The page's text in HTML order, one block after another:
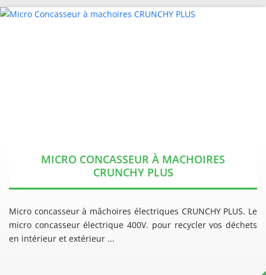
MICRO CONCASSEUR À MACHOIRES
CRUNCHY PLUS
Micro concasseur à mâchoires électriques CRUNCHY PLUS. Le
micro concasseur électrique 400V. pour recycler vos déchets
en intérieur et extérieur ...